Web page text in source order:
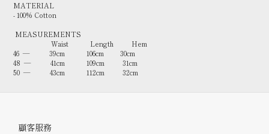
MATERIAL
- 100% Cotton
MEASUREMENTS
Waist Length Hem
46 — 39cm 106cm 30cm
48 — 41cm 109cm 31cm
50 — 43cm 112cm 32cm
顧客服務